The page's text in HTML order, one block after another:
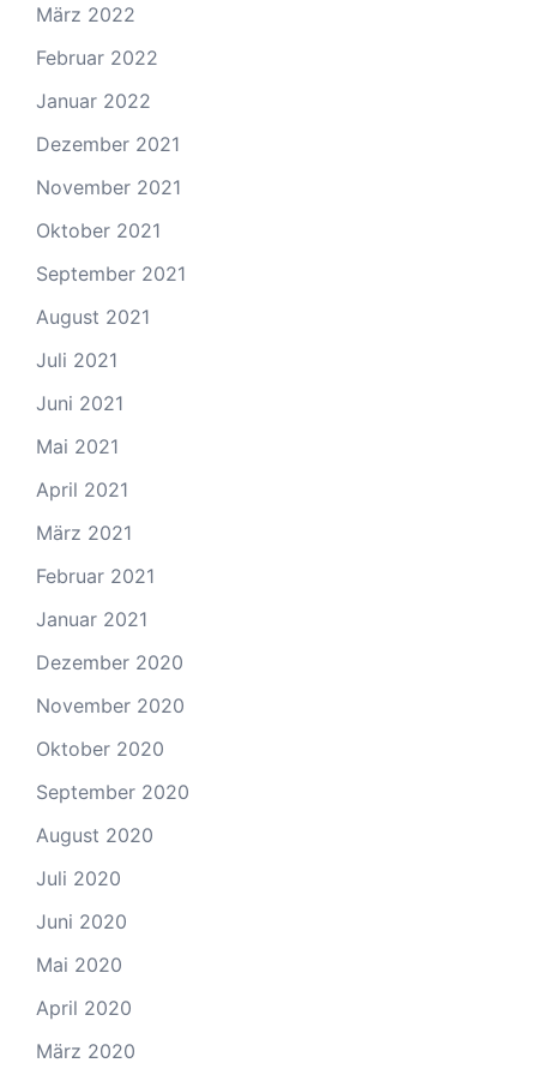
März 2022
Februar 2022
Januar 2022
Dezember 2021
November 2021
Oktober 2021
September 2021
August 2021
Juli 2021
Juni 2021
Mai 2021
April 2021
März 2021
Februar 2021
Januar 2021
Dezember 2020
November 2020
Oktober 2020
September 2020
August 2020
Juli 2020
Juni 2020
Mai 2020
April 2020
März 2020